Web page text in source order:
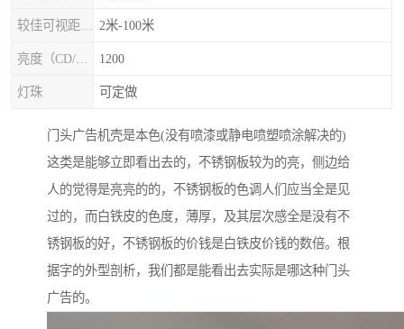
2米-100米
1200
灯珠 可定做
门头广告机壳是本色(没有喷漆或静电喷塑喷涂解决的)
这类是能够立即看出去的，不锈钢板较为的亮，侧边给
人的觉得是亮亮的的，不锈钢板的色调人们应当全是见
过的，而白铁皮的色度，薄厚，及其层次感全是没有不
锈钢板的好，不锈钢板的价钱是白铁皮价钱的数倍。根
据字的外型剖析，我们都是能看出去实际是哪这种门头
广告的。